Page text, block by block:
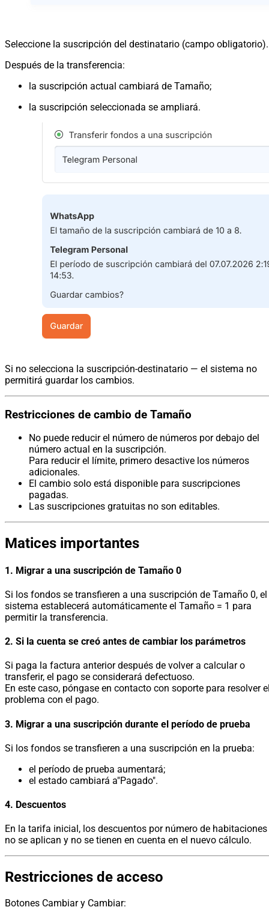
Seleccione la suscripción del destinatario (campo obligatorio).
Después de la transferencia:
la suscripción actual cambiará de Tamaño;
la suscripción seleccionada se ampliará.
Si no selecciona la suscripción-destinatario — el sistema no
permitirá guardar los cambios.
Restricciones de cambio de Tamaño
No puede reducir el número de números por debajo del
número actual en la suscripción.
Para reducir el límite, primero desactive los números
adicionales.
El cambio solo está disponible para suscripciones
pagadas.
Las suscripciones gratuitas no son editables.
Matices importantes
1. Migrar a una suscripción de Tamaño 0
Si los fondos se transfieren a una suscripción de Tamaño 0, el
sistema establecerá automáticamente el Tamaño = 1 para
permitir la transferencia.
2. Si la cuenta se creó antes de cambiar los parámetros
Si paga la factura anterior después de volver a calcular o
transferir, el pago se considerará defectuoso.
En este caso, póngase en contacto con soporte para resolver
problema con el pago.
3. Migrar a una suscripción durante el período de prueba
Si los fondos se transfieren a una suscripción en la prueba:
el período de prueba aumentará;
el estado cambiará a"Pagado".
4. Descuentos
En la tarifa inicial, los descuentos por número de habitaciones
no se aplican y no se tienen en cuenta en el nuevo cálculo.
Restricciones de acceso
Botones Cambiar y Cambiar: